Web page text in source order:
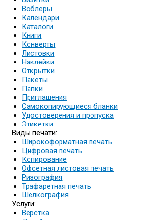
Воблеры
Календари
Каталоги
Книги
Конверты
Листовки
Наклейки
Открытки
Пакеты
Папки
Приглашения
Самокопирующиеся бланки
Удостоверения и пропуска
Этикетки
Виды печати:
Широкоформатная печать
Цифровая печать
Копирование
Офсетная листовая печать
Ризография
Трафаретная печать
Шелкография
Услуги:
Вёрстка